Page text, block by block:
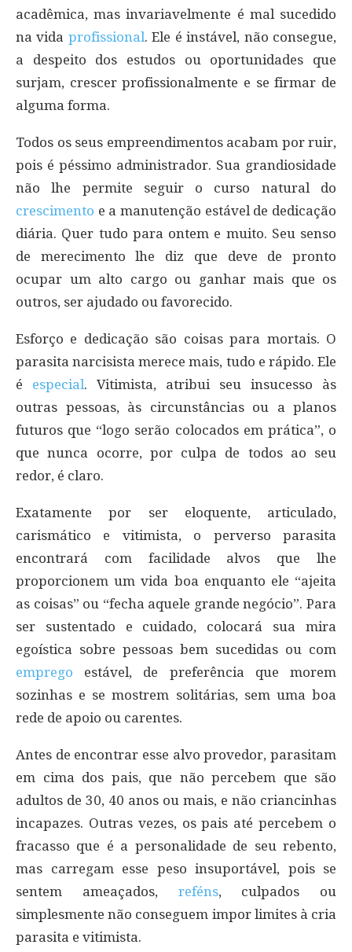
acadêmica, mas invariavelmente é mal sucedido
na vida profissional. Ele é instável, não consegue,
a despeito dos estudos ou oportunidades que
surjam, crescer profissionalmente e se firmar de
alguma forma.
Todos os seus empreendimentos acabam por ruir,
pois é péssimo administrador. Sua grandiosidade
não lhe permite seguir o curso natural do
crescimento e a manutenção estável de dedicação
diária. Quer tudo para ontem e muito. Seu senso
de merecimento lhe diz que deve de pronto
ocupar um alto cargo ou ganhar mais que os
outros, ser ajudado ou favorecido.
Esforço e dedicação são coisas para mortais. O
parasita narcisista merece mais, tudo e rápido. Ele
é especial. Vitimista, atribui seu insucesso às
outras pessoas, às circunstâncias ou a planos
futuros que “logo serão colocados em prática”, o
que nunca ocorre, por culpa de todos ao seu
redor, é claro.
Exatamente por ser eloquente, articulado,
carismático e vitimista, o perverso parasita
encontrará com facilidade alvos que lhe
proporcionem um vida boa enquanto ele “ajeita
as coisas” ou “fecha aquele grande negócio”. Para
ser sustentado e cuidado, colocará sua mira
egoística sobre pessoas bem sucedidas ou com
emprego estável, de preferência que morem
sozinhas e se mostrem solitárias, sem uma boa
rede de apoio ou carentes.
Antes de encontrar esse alvo provedor, parasitam
em cima dos pais, que não percebem que são
adultos de 30, 40 anos ou mais, e não criancinhas
incapazes. Outras vezes, os pais até percebem o
fracasso que é a personalidade de seu rebento,
mas carregam esse peso insuportável, pois se
sentem ameaçados, reféns, culpados ou
simplesmente não conseguem impor limites à cria
parasita e vitimista.